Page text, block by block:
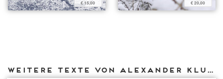
€ 15,00 € 20,00
Weitere Texte von Alexander Kluge bei DIAPHANES